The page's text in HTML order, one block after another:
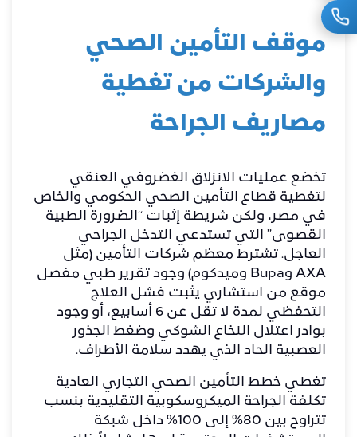
​موقف التأمين الصحي
والشركات من تغطية
مصاريف الجراحة
​تخضع عمليات الانزلاق الغضروفي العنقي
لتغطية قطاع التأمين الصحي الحكومي والخاص
في مصر، ولكن شريطة إثبات “الضرورة الطبية
القصوى” التي تستدعي التدخل الجراحي
العاجل. تشترط معظم شركات التأمين (مثل
AXA وBupa وميدكوم) وجود تقرير طبي مفصل
موقع من استشاري يثبت فشل العلاج
التحفظي لمدة لا تقل عن 6 أسابيع، أو وجود
بوادر اعتلال النخاع الشوكي وضغط الجذور
العصبية الحاد الذي يهدد سلامة الأطراف.
​تغطي خطط التأمين الصحي التجاري العادية
تكلفة الجراحة الميكروسكوبية التقليدية بنسب
تتراوح بين 80% إلى 100% داخل شبكة